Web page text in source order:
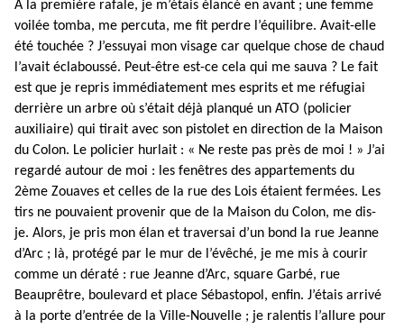
À la première rafale, je m’étais élancé en avant ; une femme
voilée tomba, me percuta, me fit perdre l’équilibre. Avait-elle
été touchée ? J’essuyai mon visage car quelque chose de chaud
l’avait éclaboussé. Peut-être est-ce cela qui me sauva ? Le fait
est que je repris immédiatement mes esprits et me réfugiai
derrière un arbre où s’était déjà planqué un ATO (policier
auxiliaire) qui tirait avec son pistolet en direction de la Maison
du Colon. Le policier hurlait : « Ne reste pas près de moi ! » J’ai
regardé autour de moi : les fenêtres des appartements du
2ème Zouaves et celles de la rue des Lois étaient fermées. Les
tirs ne pouvaient provenir que de la Maison du Colon, me dis-
je. Alors, je pris mon élan et traversai d’un bond la rue Jeanne
d’Arc ; là, protégé par le mur de l’évêché, je me mis à courir
comme un dératé : rue Jeanne d’Arc, square Garbé, rue
Beauprêtre, boulevard et place Sébastopol, enfin. J’étais arrivé
à la porte d’entrée de la Ville-Nouvelle ; je ralentis l’allure pour